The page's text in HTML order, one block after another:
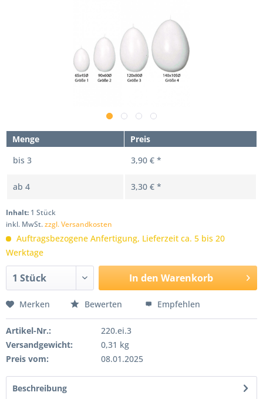
Menge
Preis
bis 3 3,90 € *
ab 4 3,30 € *
Inhalt: 1 Stück
inkl. MwSt.zzgl. Versandkosten
Auftragsbezogene Anfertigung, Lieferzeit ca. 5 bis 20
Werktage
In den Warenkorb
Merken Bewerten Empfehlen
Artikel-Nr.:
220.ei.3
Versandgewicht:
0,31 kg
Preis vom:
08.01.2025
Beschreibung